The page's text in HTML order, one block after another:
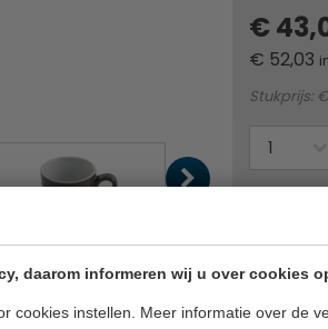
daarom informeren wij u over cookies
cookies instellen. Meer informatie over de
€
€ 52,03
Stukprijs:
✔ Gratis